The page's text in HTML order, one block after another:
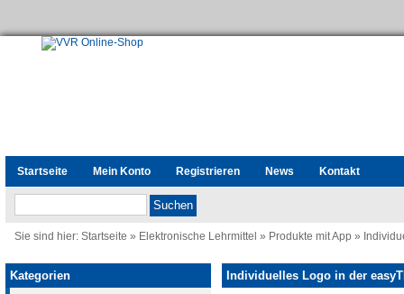
Startseite Mein Konto Registrieren News Kontakt
Sie sind hier: Startseite » Elektronische Lehrmittel » Produkte mit App »
Individuelles Logo in der
Kategorien